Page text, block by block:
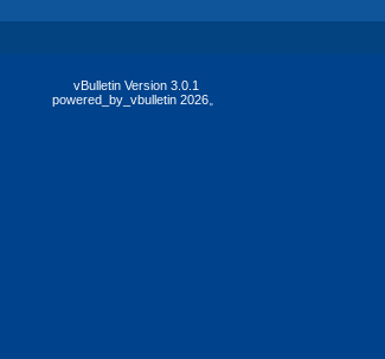
vBulletin Version 3.0.1
powered_by_vbulletin 2026。